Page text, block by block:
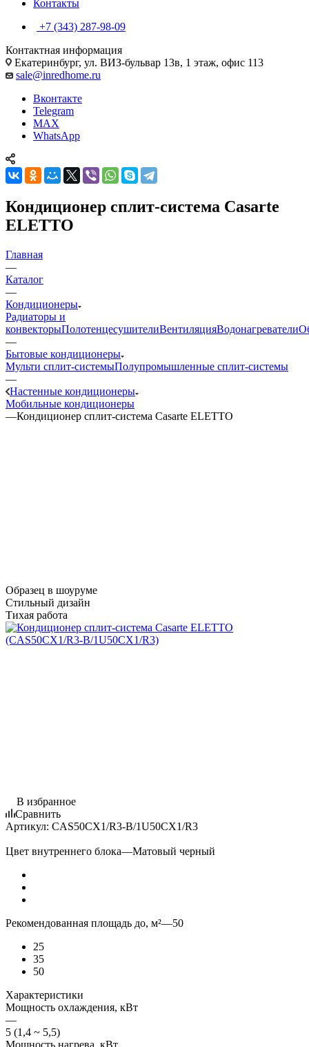
Контакты
+7 (343) 287-98-09
Контактная информация
Екатеринбург, ул. ВИЗ-бульвар 13в, 1 этаж, офис 113
sale@inredhome.ru
Вконтакте
Telegram
MAX
WhatsApp
Кондиционер сплит-система Casarte
ELETTO
Главная
—
Каталог
—
Кондиционеры
Радиаторы и
конвекторыПолотенцесушителиВентиляцияВодонагреватели
—
Бытовые кондиционеры
Мульти сплит-системыПолупромышленные сплит-системы
—
Настенные кондиционеры
Мобильные кондиционеры
—Кондиционер сплит-система Casarte ELETTO
Образец в шоуруме
Стильный дизайн
Тихая работа
В избранное
Сравнить
Артикул: CAS50CX1/R3-B/1U50CX1/R3
Цвет внутреннего блока—Матовый черный
Рекомендованная площадь до, м²—50
25
35
50
Характеристики
Мощность охлаждения, кВт
—
5 (1,4 ~ 5,5)
Мощность нагрева, кВт